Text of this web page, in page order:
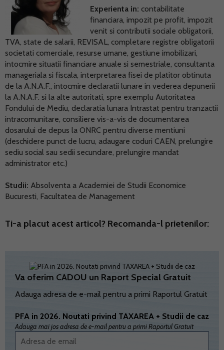
Experienta in: contabilitate
financiara, impozit pe profit, impozit
venit si contributii sociale obligatorii,
TVA, state de salarii, REVISAL, completare registre obligatorii
societati comerciale, resurse umane, gestiune imobilizari,
intocmire situatii financiare anuale si semestriale, consultanta
manageriala si fiscala, interpretarea fisei de platitor obtinuta
de la A.N.A.F., intocmire declaratii lunare in vederea depunerii
la A.N.A.F. si la alte autoritati, spre exemplu Autoritatea
Fondului de Mediu, declaratia lunara Intrastat pentru tranzactii
intracomunitare, consiliere vis-a-vis de documentarea
dosarului de depus la ONRC pentru diverse mentiuni
(deschidere punct de lucru, adaugare coduri CAEN, prelungire
sediu social sau sedii secundare, prelungire mandat
administrator etc.)
Studii: Absolventa a Academiei de Studii Economice
Bucuresti, Facultatea de Management
Ti-a placut acest articol? Recomanda-l prietenilor:
Va oferim CADOU un Raport Special Gratuit
Adauga adresa de e-mail pentru a primi Raportul Gratuit
PFA in 2026. Noutati privind TAXAREA + Studii de caz
Adauga mai jos adresa de e-mail pentru a primi Raportul Gratuit